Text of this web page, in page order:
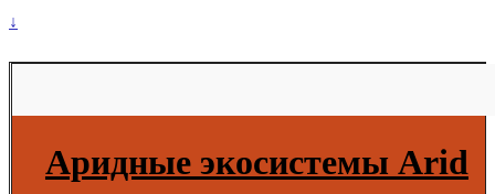
↓
Аридные экосистемы Arid